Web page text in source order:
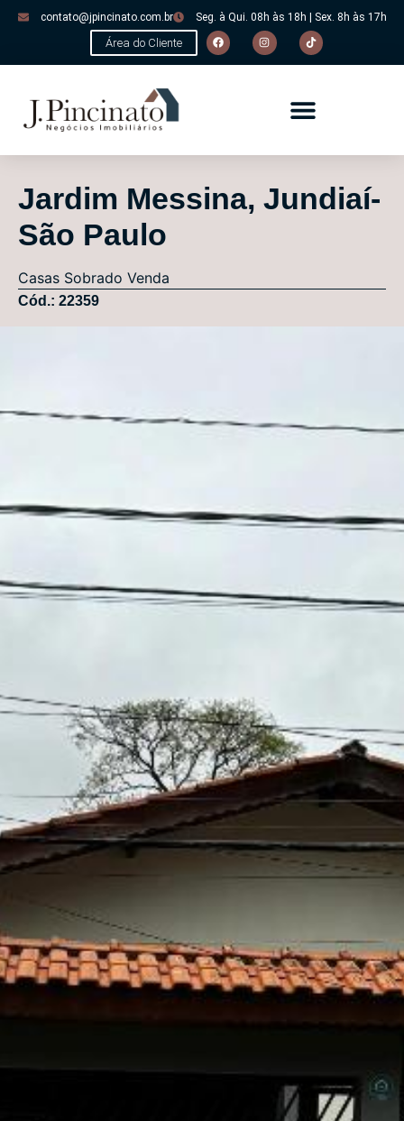
contato@jpincinato.com.br Seg. à Qui. 08h às 18h | Sex. 8h às 17h
Área do Cliente
Jardim Messina, Jundiaí-
São Paulo
Casas Sobrado Venda
Cód.: 22359